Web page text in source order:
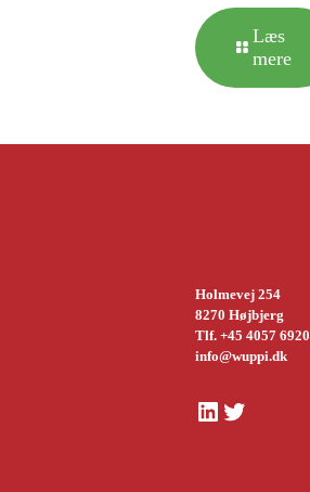
Læs
mere
Holmevej 254
8270 Højbjerg
Tlf. +45 4057 6920
info@wuppi.dk
LinkedIn
Twitter